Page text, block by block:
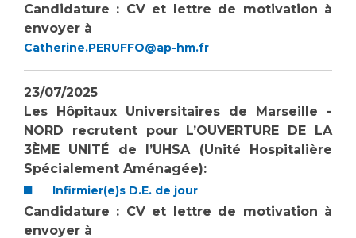
Candidature : CV et lettre de motivation à
envoyer à
Catherine.PERUFFO@ap-hm.fr
23/07/2025
Les Hôpitaux Universitaires de Marseille -
NORD recrutent pour L’OUVERTURE DE LA
3ÈME UNITÉ de l’UHSA (Unité Hospitalière
Spécialement Aménagée):
Infirmier(e)s D.E. de jour
Candidature : CV et lettre de motivation à
envoyer à